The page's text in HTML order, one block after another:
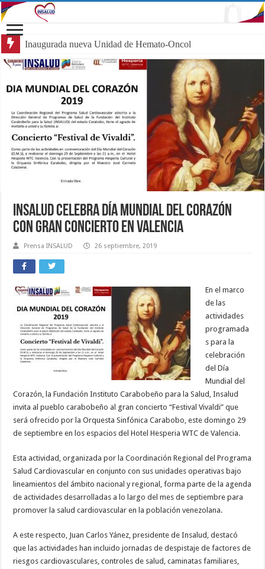
Inaugurada nueva Unidad de Hemato-Oncología Pediát
Insalud celebra Día Mundial del Corazón
con gran concierto en Valencia
Prensa INSALUD 26 septiembre, 2019
En el marco
de las
actividades
programada
s para la
celebración
del Día
Mundial del
Corazón, la Fundación Instituto Carabobeño para la Salud, Insalud
invita al pueblo carabobeño al gran concierto “Festival Vivaldi” que
será ofrecido por la Orquesta Sinfónica Carabobo, este domingo 29
de septiembre en los espacios del Hotel Hesperia WTC de Valencia.
Esta actividad, organizada por la Coordinación Regional del Programa
Salud Cardiovascular en conjunto con sus unidades operativas bajo
lineamientos del ámbito nacional y regional, forma parte de la agenda
de actividades desarrolladas a lo largo del mes de septiembre para
promover la salud cardiovascular en la población venezolana.
A este respecto, Juan Carlos Yánez, presidente de Insalud, destacó
que las actividades han incluido jornadas de despistaje de factores de
riesgos cardiovasculares, controles de salud, caminatas familiares,